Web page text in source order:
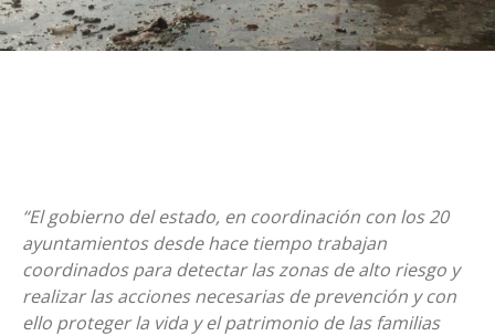
“El gobierno del estado, en coordinación con los 20
ayuntamientos desde hace tiempo trabajan
coordinados para detectar las zonas de alto riesgo y
realizar las acciones necesarias de prevención y con
ello proteger la vida y el patrimonio de las familias